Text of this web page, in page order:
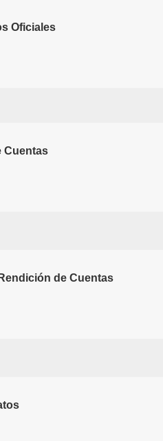
Oficiales
Cuentas
de Cuentas